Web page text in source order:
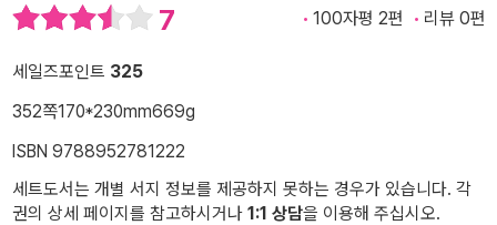
7 100자평 2편 리뷰 0편
세일즈포인트 325
352쪽170*230mm669g
ISBN 9788952781222
세트도서는 개별 서지 정보를 제공하지 못하는 경우가 있습니다. 각
권의 상세 페이지를 참고하시거나 1:1 상담을 이용해 주십시오.